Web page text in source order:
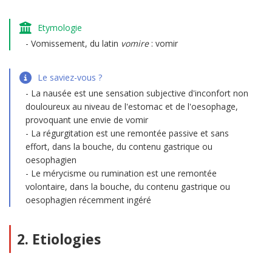
Etymologie
Vomissement, du latin vomire: vomir
Le saviez-vous ?
La nausée est une sensation subjective d'inconfort non
douloureux au niveau de l'estomac et de l'oesophage,
provoquant une envie de vomir
La régurgitation est une remontée passive et sans
effort, dans la bouche, du contenu gastrique ou
oesophagien
Le mérycisme ou rumination est une remontée
volontaire, dans la bouche, du contenu gastrique ou
oesophagien récemment ingéré
2. Etiologies